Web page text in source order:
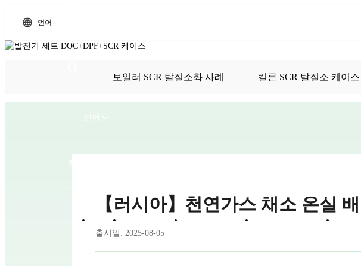
언어
보일러 SCR 탈질소화 사례 킬른 SCR 탈질소 케이스
【러시아】천연가스 채소 온실
출시일: 2025-08-05